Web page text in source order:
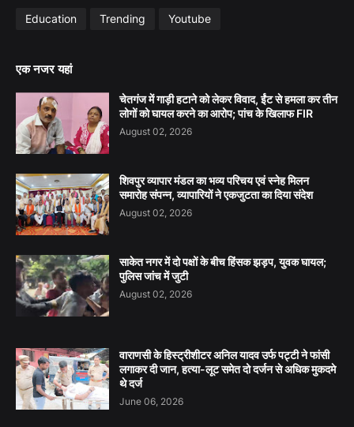
Education Trending Youtube
एक नजर यहां
चेतगंज में गाड़ी हटाने को लेकर विवाद, ईंट से हमला कर तीन
लोगों को घायल करने का आरोप; पांच के खिलाफ FIR
August 02, 2026
शिवपुर व्यापार मंडल का भव्य परिचय एवं स्नेह मिलन
समारोह संपन्न, व्यापारियों ने एकजुटता का दिया संदेश
August 02, 2026
साकेत नगर में दो पक्षों के बीच हिंसक झड़प, युवक घायल;
पुलिस जांच में जुटी
August 02, 2026
वाराणसी के हिस्ट्रीशीटर अनिल यादव उर्फ पट्टी ने फांसी
लगाकर दी जान, हत्या-लूट समेत दो दर्जन से अधिक मुकदमे
थे दर्ज
June 06, 2026